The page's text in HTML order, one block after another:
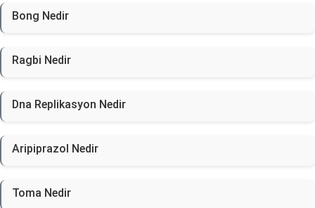
Bong Nedir
Ragbi Nedir
Dna Replikasyon Nedir
Aripiprazol Nedir
Toma Nedir